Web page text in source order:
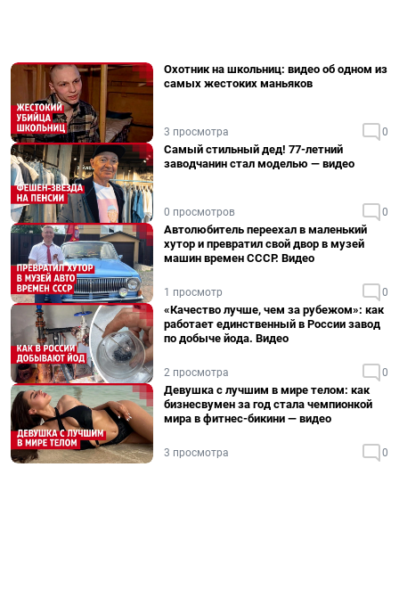
Охотник на школьниц: видео об одном из
самых жестоких маньяков
3 просмотра 0
Самый стильный дед! 77-летний
заводчанин стал моделью — видео
0 просмотров 0
Автолюбитель переехал в маленький
хутор и превратил свой двор в музей
машин времен СССР. Видео
1 просмотр 0
«Качество лучше, чем за рубежом»: как
работает единственный в России завод
по добыче йода. Видео
2 просмотра 0
Девушка с лучшим в мире телом: как
бизнесвумен за год стала чемпионкой
мира в фитнес-бикини — видео
3 просмотра 0